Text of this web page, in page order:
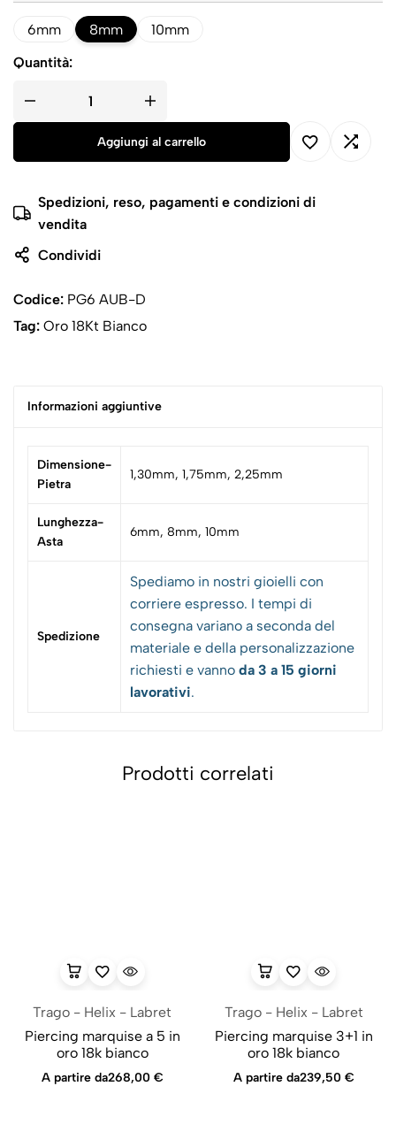
6mm 8mm
10mm
Quantità:
Aggiungi al carrello
Spedizioni, reso, pagamenti e condizioni di
vendita
Condividi
Codice: PG6 AUB-D
Tag: Oro 18Kt Bianco
Informazioni aggiuntive
Dimensione-
Pietra
1,30mm, 1,75mm, 2,25mm
Lunghezza-
Asta
6mm, 8mm, 10mm
Spedizione
Spediamo in nostri gioielli con
corriere espresso. I tempi di
consegna variano a seconda del
materiale e della personalizzazione
richiesti e vanno da 3 a 15 giorni
lavorativi.
Prodotti correlati
Trago - Helix - Labret
Piercing marquise a 5 in
oro 18k bianco
A partire da268,00 €
Trago - Helix - Labret
Piercing marquise 3+1 in
oro 18k bianco
A partire da239,50 €